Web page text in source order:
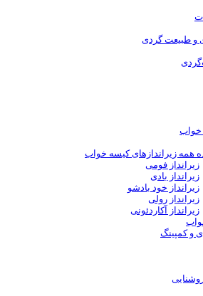
و طبیعت گردی
خواب
همه زیراندازهای کیسه خواب
زیرانداز فومی
زیرانداز بادی
زیرانداز خود بادشو
زیرانداز رولی
زیرانداز آکاردئونی
و کمپینگ